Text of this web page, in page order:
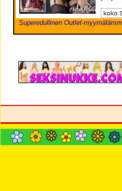
Superedullinen Outlet-